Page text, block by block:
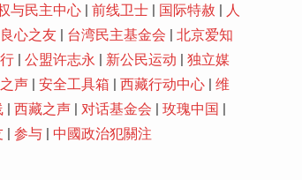
与民主中心 | 前线卫士 | 国际特赦 | 人
良心之友 | 台湾民主基金会 | 北京爱知
| 公盟许志永 | 新公民运动 | 独立媒
声 | 安全工具箱 | 西藏行动中心 | 维
| 西藏之声 | 对话基金会 | 玫瑰中国 |
| 参与 | 中國政治犯關注